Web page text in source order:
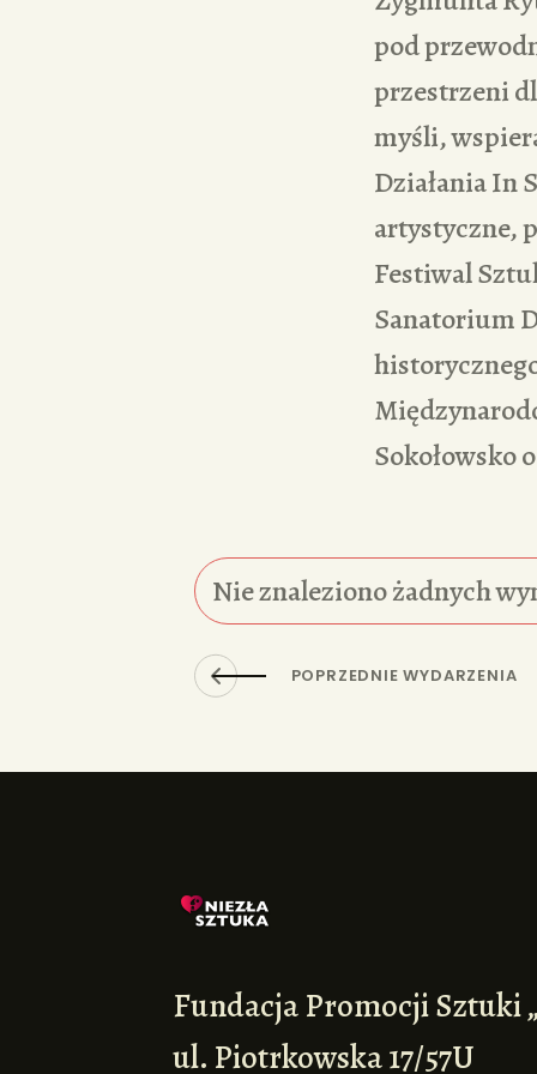
pod
przestrzeni
myśli,
Działania In
artystyczne,
Festiwal
Sanatorium
Sokołowsko
Nie znaleziono żadnych
POPRZEDNIE WYDARZENIA
Fundacja Promocji Sztuki
ul. Piotrkowska 17/57U